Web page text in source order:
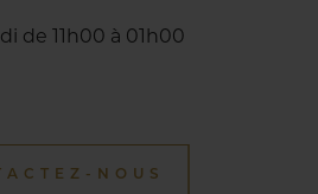
de 11h00 à 01h00
NOUS